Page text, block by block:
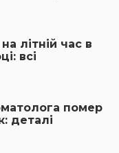
літній час в
всі
помер
деталі